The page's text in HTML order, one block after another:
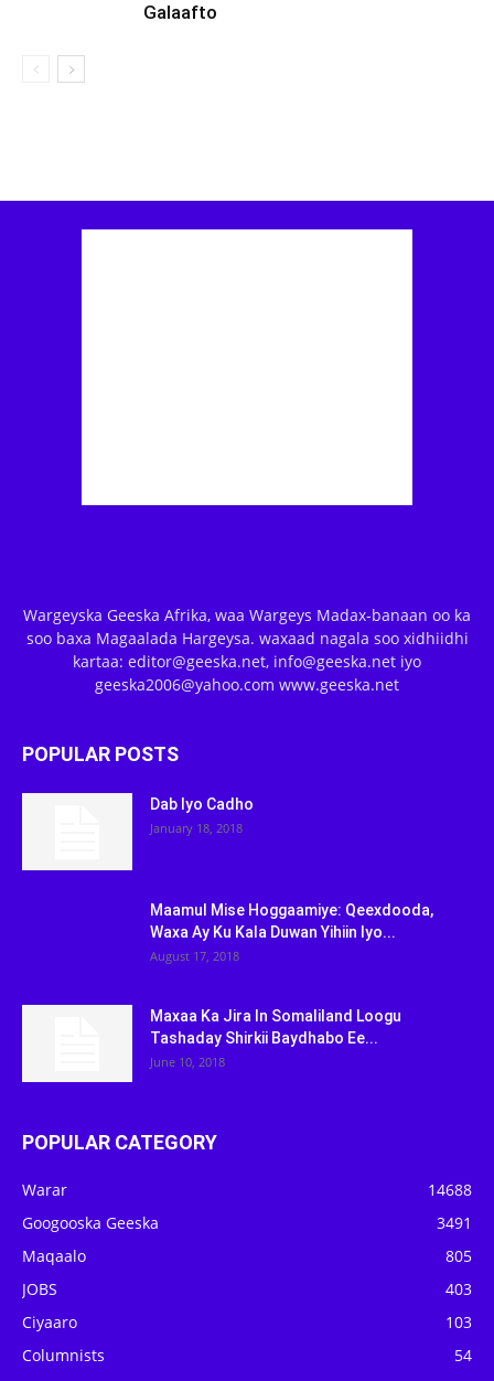
Galaafto
Wargeyska Geeska Afrika, waa Wargeys Madax-banaan oo ka
soo baxa Magaalada Hargeysa. waxaad nagala soo xidhiidhi
kartaa: editor@geeska.net, info@geeska.net iyo
geeska2006@yahoo.com www.geeska.net
POPULAR POSTS
Dab Iyo Cadho
January 18, 2018
Maamul Mise Hoggaamiye: Qeexdooda,
Waxa Ay Ku Kala Duwan Yihiin Iyo...
August 17, 2018
Maxaa Ka Jira In Somaliland Loogu
Tashaday Shirkii Baydhabo Ee...
June 10, 2018
POPULAR CATEGORY
Warar
14688
Googooska Geeska
3491
Maqaalo
805
JOBS
403
Ciyaaro
103
Columnists
54